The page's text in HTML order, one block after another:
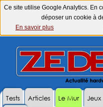
Ce site utilise Google Analytics. En
déposer un cookie à
En savoir plus
Tests Articles Le Mur